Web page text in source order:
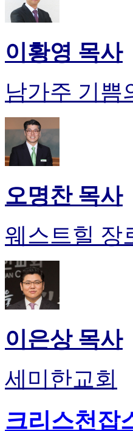
이황영 목사
남가주 기쁨
오명찬 목사
웨스트힐 장
이은상 목사
세미한교회
크리스천잡